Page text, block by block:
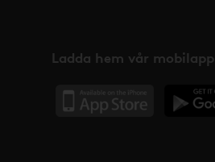
Ladda hem vår mobilapp